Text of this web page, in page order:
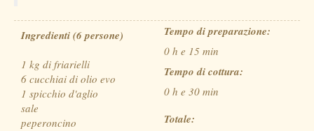
Tempo di preparazione:
0 h e 15 min
Tempo di cottura:
0 h e 30 min
Totale:
Ingredienti (6 persone)
1 kg di friarielli
6 cucchiai di olio evo
1 spicchio d'aglio
sale
peperoncino